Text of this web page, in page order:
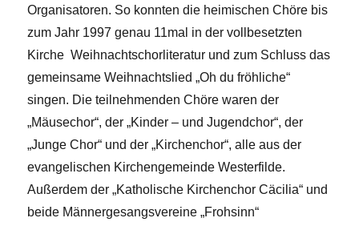
Organisatoren. So konnten die heimischen Chöre bis
zum Jahr 1997 genau 11mal in der vollbesetzten
Kirche Weihnachtschorliteratur und zum Schluss das
gemeinsame Weihnachtslied „Oh du fröhliche“
singen. Die teilnehmenden Chöre waren der
„Mäusechor“, der „Kinder – und Jugendchor“, der
„Junge Chor“ und der „Kirchenchor“, alle aus der
evangelischen Kirchengemeinde Westerfilde.
Außerdem der „Katholische Kirchenchor Cäcilia“ und
beide Männergesangsvereine „Frohsinn“